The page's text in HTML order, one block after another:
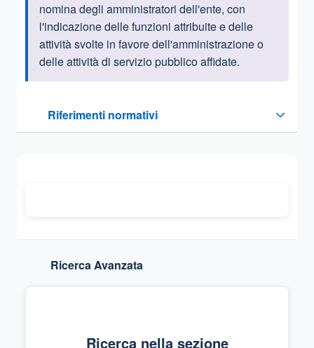
nomina degli amministratori dell'ente, con
l'indicazione delle funzioni attribuite e delle
attività svolte in favore dell'amministrazione o
delle attività di servizio pubblico affidate.
Riferimenti normativi
Sezione compressa
Ricerca Avanzata
Ricerca nella sezione